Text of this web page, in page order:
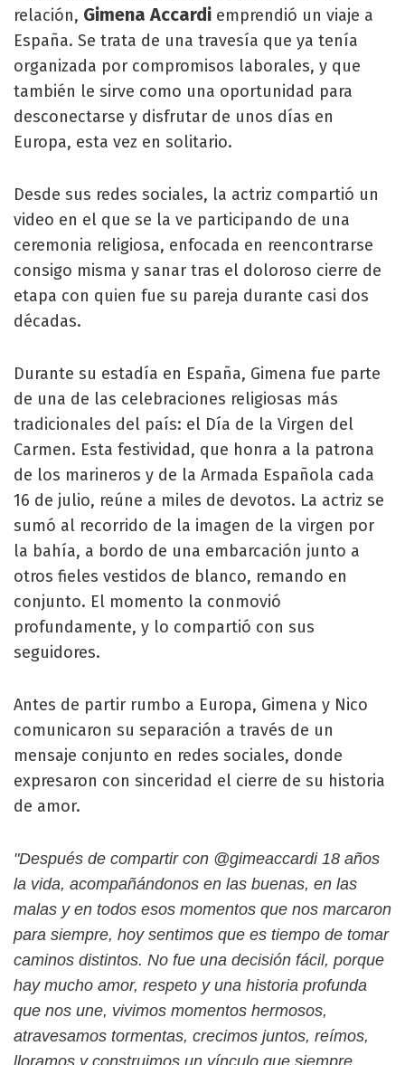
relación, Gimena Accardi emprendió un viaje a
España. Se trata de una travesía que ya tenía
organizada por compromisos laborales, y que
también le sirve como una oportunidad para
desconectarse y disfrutar de unos días en
Europa, esta vez en solitario.
Desde sus redes sociales, la actriz compartió un
video en el que se la ve participando de una
ceremonia religiosa, enfocada en reencontrarse
consigo misma y sanar tras el doloroso cierre de
etapa con quien fue su pareja durante casi dos
décadas.
Durante su estadía en España, Gimena fue parte
de una de las celebraciones religiosas más
tradicionales del país: el Día de la Virgen del
Carmen. Esta festividad, que honra a la patrona
de los marineros y de la Armada Española cada
16 de julio, reúne a miles de devotos. La actriz se
sumó al recorrido de la imagen de la virgen por
la bahía, a bordo de una embarcación junto a
otros fieles vestidos de blanco, remando en
conjunto. El momento la conmovió
profundamente, y lo compartió con sus
seguidores.
Antes de partir rumbo a Europa, Gimena y Nico
comunicaron su separación a través de un
mensaje conjunto en redes sociales, donde
expresaron con sinceridad el cierre de su historia
de amor.
"Después de compartir con @gimeaccardi 18 años
la vida, acompañándonos en las buenas, en las
malas y en todos esos momentos que nos marcaron
para siempre, hoy sentimos que es tiempo de tomar
caminos distintos. No fue una decisión fácil, porque
hay mucho amor, respeto y una historia profunda
que nos une, vivimos momentos hermosos,
atravesamos tormentas, crecimos juntos, reímos,
lloramos y construimos un vínculo que siempre